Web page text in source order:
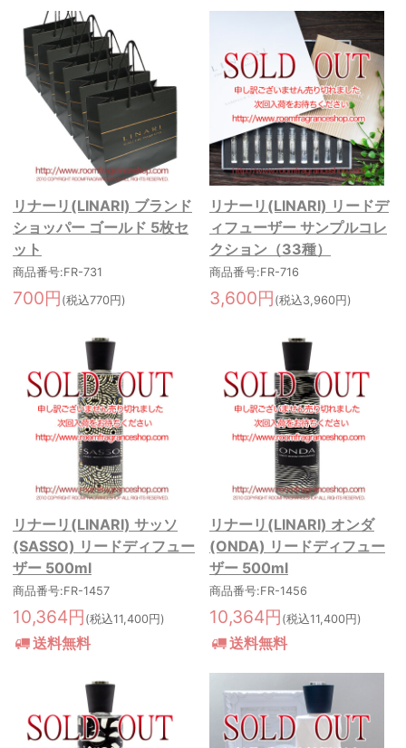
リナーリ(LINARI) ブランド
ショッパー ゴールド 5枚セ
ット
商品番号:FR-731
700円 (税込770円)
リナーリ(LINARI) リードデ
ィフューザー サンプルコレ
クション（33種）
商品番号:FR-716
3,600円 (税込3,960円)
リナーリ(LINARI) サッソ
(SASSO) リードディフュー
ザー 500ml
商品番号:FR-1457
10,364円 (税込11,400円)
送料無料
リナーリ(LINARI) オンダ
(ONDA) リードディフュー
ザー 500ml
商品番号:FR-1456
10,364円 (税込11,400円)
送料無料